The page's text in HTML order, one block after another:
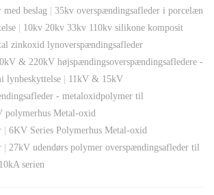
med beslag
35kv overspændingsafleder i porcelæn
10kv 20kv 33kv 110kv silikone komposit
zinkoxid lynoverspændingsafleder
& 220kV højspændingsoverspændingsafledere -
lynbeskyttelse
11kV & 15kV
- metaloxidpolymer til
polymerhus Metal-oxid
6KV Series Polymerhus Metal-oxid
27kV udendørs polymer overspændingsafleder til
serien